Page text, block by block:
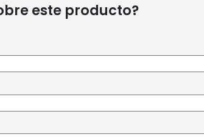
este producto?